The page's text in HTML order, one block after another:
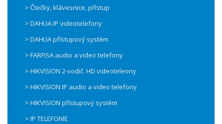
> Čtečky, klávesnice, přístup
> DAHUA IP videotelefony
> DAHUA přístupový systém
> FARFISA audio a video telefony
> HIKVISION 2-vodič. HD videoteleony
> HIKVISION IP audio a video telefony
> HIKVISION přístupový systém
> IP TELEFONIE